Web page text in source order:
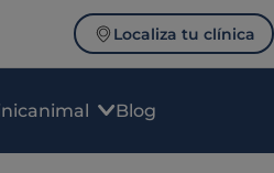
Localiza tu clínica
Blog